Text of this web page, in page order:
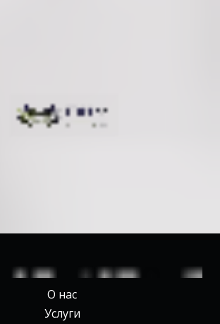
О нас
Услуги